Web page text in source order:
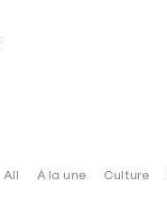
All À la une Culture